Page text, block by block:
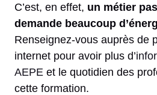
C’est, en effet, un métier
demande beaucoup
Renseignez-vous auprès de
internet pour avoir plus d’
AEPE et le quotidien des
cette formation.